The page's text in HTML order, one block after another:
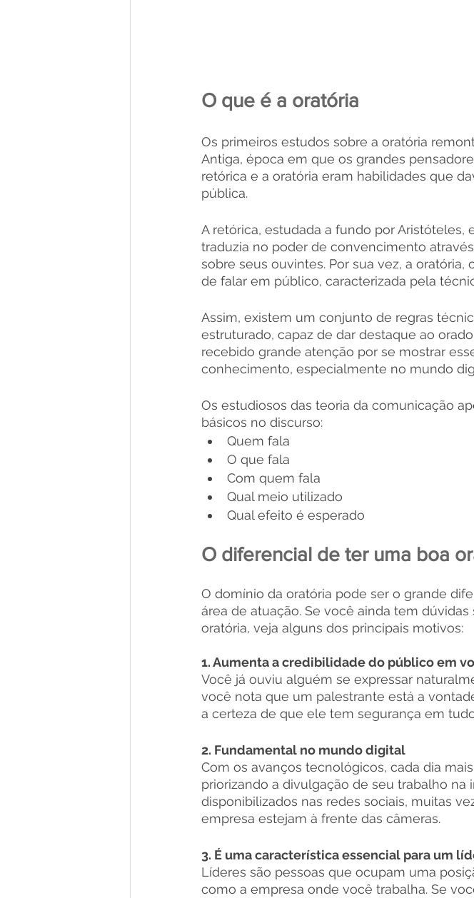
O que é a oratória
Os primeiros estudos sobre a oratória
Antiga, época em que os grandes
retórica e a oratória eram habilidades que
pública.
A retórica, estudada a fundo por
traduzia no poder de convencimento
sobre seus ouvintes. Por sua vez, a
de falar em público, caracterizada pela
Assim, existem um conjunto de regras
estruturado, capaz de dar destaque ao
recebido grande atenção por se mostrar
conhecimento, especialmente no mundo
Os estudiosos das teoria da comunicação
básicos no discurso:
Quem fala
O que fala
Com quem fala
Qual meio utilizado
Qual efeito é esperado
O diferencial de ter uma boa
O domínio da oratória pode ser o grande
área de atuação. Se você ainda tem
oratória, veja alguns dos principais motivos:
1. Aumenta a credibilidade do público em
Você já ouviu alguém se expressar
você nota que um palestrante está a
a certeza de que ele tem segurança em
2. Fundamental no mundo digital
Com os avanços tecnológicos, cada dia
priorizando a divulgação de seu trabalho
disponibilizados nas redes sociais, muitas
empresa estejam à frente das câmeras.
3. É uma característica essencial para um
Líderes são pessoas que ocupam uma
como a empresa onde você trabalha. Se